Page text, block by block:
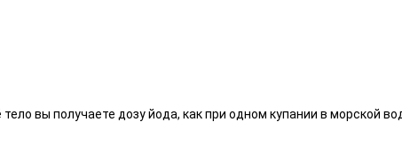
вы получаете дозу йода, как при одном купании в морской